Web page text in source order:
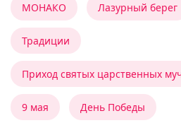
МОНАКО Лазурный берег
Традиции
Приход святых царственных
9 мая День Победы